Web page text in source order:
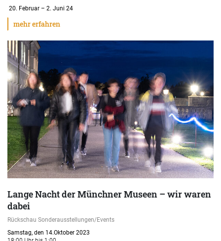
20. Februar – 2. Juni 24
mehr erfahren
Lange Nacht der Münchner Museen – wir waren
dabei
Rückschau Sonderausstellungen/Events
Samstag, den 14.Oktober 2023